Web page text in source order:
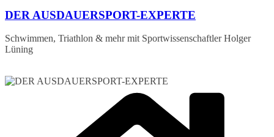
DER AUSDAUERSPORT-EXPERTE
Schwimmen, Triathlon & mehr mit Sportwissenschaftler Holger
Lüning